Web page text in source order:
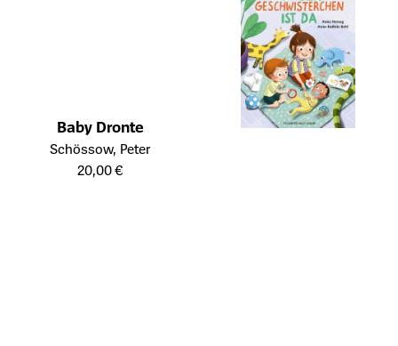
Baby Dronte
Öffnet die Detailseite des Produkts
Schössow, Peter
20,00 €